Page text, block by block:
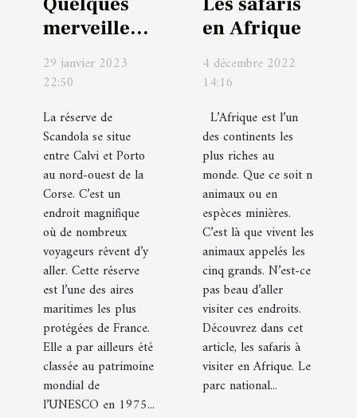
merveilles à
découvrir
en Mer à la
naturelle
de
Scandola
29 janvier 2023
22:50
La réserve de
Scandola se situe
entre Calvi et Porto
au nord-ouest de la
Corse. C’est un
endroit magnifique
où de nombreux
voyageurs rêvent d’y
aller. Cette réserve
est l’une des aires
maritimes les plus
protégées de France.
Elle a par ailleurs été
classée au patrimoine
mondial de
l’UNESCO en 1975...
en Afrique
4 décembre 2022
14:16
L’Afrique est l’un
des continents les
plus riches au
monde. Que ce soit n
animaux ou en
espèces minières.
C’est là que vivent les
animaux appelés les
cinq grands. N’est-ce
pas beau d’aller
visiter ces endroits.
Découvrez dans cet
article, les safaris à
visiter en Afrique. Le
parc national...